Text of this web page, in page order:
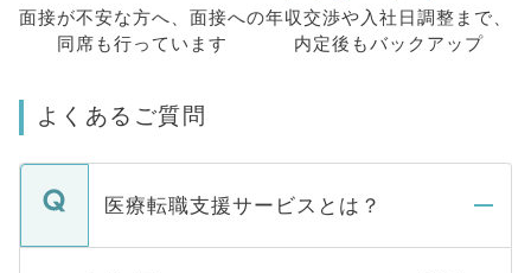
面接が不安な方へ、 面接への
同席も行っています
年収交渉や入社日調整まで、
内定後もバックアップ
よくあるご質問
医療転職支援サービスとは？